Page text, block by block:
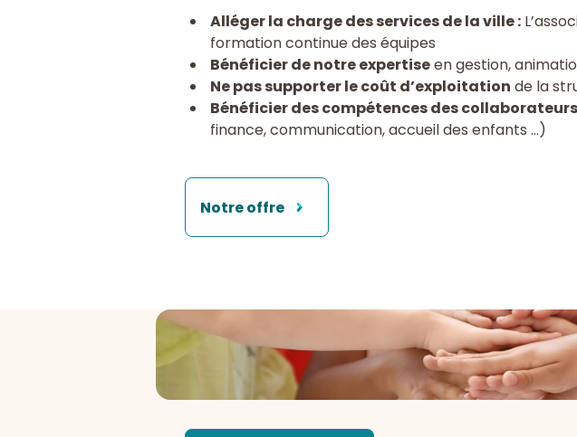
Alléger la charge des services de la ville :
formation continue des équipes
Bénéficier de notre expertiseen gestion,
Ne pas supporter le coût d’exploitation de la
Bénéficier des compétences des
finance, communication, accueil des enfants …)
Notre offre